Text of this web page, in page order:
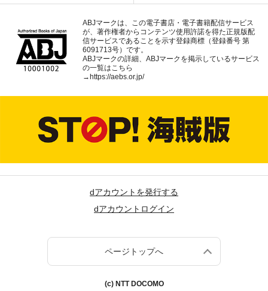
ABJマークは、この電子書店・電子書籍配信サービス
が、著作権者からコンテンツ使用許諾を得た正規版配
信サービスであることを示す登録商標（登録番号 第
6091713号）です。
ABJマークの詳細、ABJマークを掲示しているサービス
の一覧はこちら
→ https://aebs.or.jp/
dアカウントを発行する
dアカウントログイン
ページトップへ
(c) NTT DOCOMO